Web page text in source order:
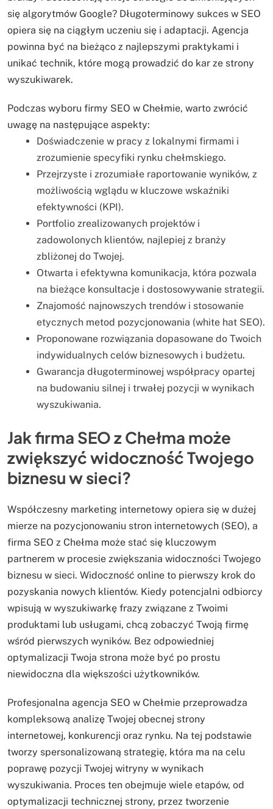
się algorytmów Google? Długoterminowy sukces w SEO
opiera się na ciągłym uczeniu się i adaptacji. Agencja
powinna być na bieżąco z najlepszymi praktykami i
unikać technik, które mogą prowadzić do kar ze strony
wyszukiwarek.
Podczas wyboru firmy SEO w Chełmie, warto zwrócić
uwagę na następujące aspekty:
Doświadczenie w pracy z lokalnymi firmami i
zrozumienie specyfiki rynku chełmskiego.
Przejrzyste i zrozumiałe raportowanie wyników, z
możliwością wglądu w kluczowe wskaźniki
efektywności (KPI).
Portfolio zrealizowanych projektów i
zadowolonych klientów, najlepiej z branży
zbliżonej do Twojej.
Otwarta i efektywna komunikacja, która pozwala
na bieżące konsultacje i dostosowywanie strategii.
Znajomość najnowszych trendów i stosowanie
etycznych metod pozycjonowania (white hat SEO).
Proponowane rozwiązania dopasowane do Twoich
indywidualnych celów biznesowych i budżetu.
Gwarancja długoterminowej współpracy opartej
na budowaniu silnej i trwałej pozycji w wynikach
wyszukiwania.
Jak firma SEO z Chełma może
zwiększyć widoczność Twojego
biznesu w sieci?
Współczesny marketing internetowy opiera się w dużej
mierze na pozycjonowaniu stron internetowych (SEO), a
firma SEO z Chełma może stać się kluczowym
partnerem w procesie zwiększania widoczności Twojego
biznesu w sieci. Widoczność online to pierwszy krok do
pozyskania nowych klientów. Kiedy potencjalni odbiorcy
wpisują w wyszukiwarkę frazy związane z Twoimi
produktami lub usługami, chcą zobaczyć Twoją firmę
wśród pierwszych wyników. Bez odpowiedniej
optymalizacji Twoja strona może być po prostu
niewidoczna dla większości użytkowników.
Profesjonalna agencja SEO w Chełmie przeprowadza
kompleksową analizę Twojej obecnej strony
internetowej, konkurencji oraz rynku. Na tej podstawie
tworzy spersonalizowaną strategię, która ma na celu
poprawę pozycji Twojej witryny w wynikach
wyszukiwania. Proces ten obejmuje wiele etapów, od
optymalizacji technicznej strony, przez tworzenie